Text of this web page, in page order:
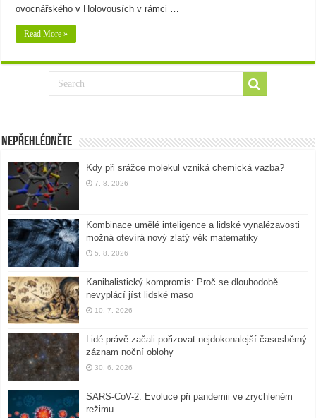
ovocnářského v Holovousích v rámci …
Read More »
Nepřehlédněte
Kdy při srážce molekul vzniká chemická vazba?
7. 8. 2026
Kombinace umělé inteligence a lidské vynalézavosti
možná otevírá nový zlatý věk matematiky
5. 8. 2026
Kanibalistický kompromis: Proč se dlouhodobě
nevyplácí jíst lidské maso
10. 7. 2026
Lidé právě začali pořizovat nejdokonalejší časosběrný
záznam noční oblohy
30. 6. 2026
SARS-CoV-2: Evoluce při pandemii ve zrychleném
režimu